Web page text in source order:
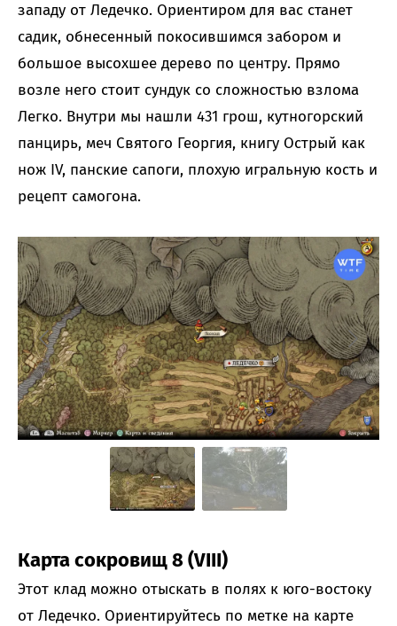
западу от Ледечко. Ориентиром для вас станет
садик, обнесенный покосившимся забором и
большое высохшее дерево по центру. Прямо
возле него стоит сундук со сложностью взлома
Легко. Внутри мы нашли 431 грош, кутногорский
панцирь, меч Святого Георгия, книгу Острый как
нож IV, панские сапоги, плохую игральную кость и
рецепт самогона.
Карта сокровищ 8 (VIII)
Этот клад можно отыскать в полях к юго-востоку
от Ледечко. Ориентируйтесь по метке на карте